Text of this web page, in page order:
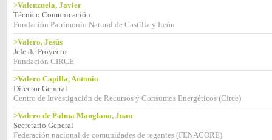
>Valenzuela, Javier
Técnico Comunicación
Fundación Patrimonio Natural de Castilla y León
>Valero, Jesús
Jefe de Proyecto
Fundación CIRCE
>Valero Capilla, Antonio
Director General
Centro de Investigación de Recursos y Consumos Energéticos (Circe)
>Valero de Palma Manglano, Juan
Secretario General
Federación nacional de comunidades de regantes (FENACORE)